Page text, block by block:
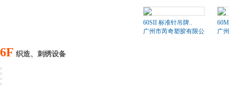
60SII 标准针吊牌..
广州市芮奇塑胶有限公司
广
6F 织造、刺绣设备